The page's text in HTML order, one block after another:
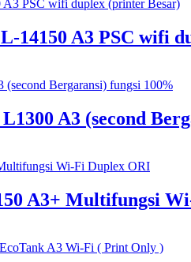
14150 A3 PSC wifi
A3 (second
A3+ Multifungsi